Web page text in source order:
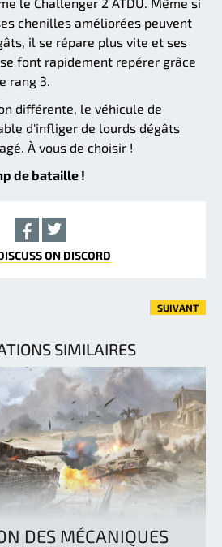
chenilles améliorées peuvent
il se répare plus vite et ses
font rapidement repérer grâce
rang 3.
différente, le véhicule de
d'infliger de lourds dégâts
À vous de choisir !
de bataille !
ON DISCORD
SUIVANT
SIMILAIRES
DES MÉCANIQUES